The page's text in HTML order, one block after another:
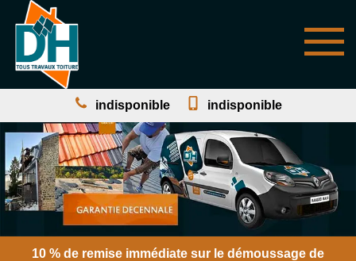
indisponible indisponible
10 % de remise immédiate sur le démoussage de